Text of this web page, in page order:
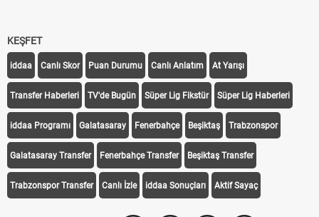
KEŞFET
iddaa Canlı Skor Puan Durumu Canlı Anlatım At Yarışı
Transfer Haberleri TV'de Bugün Süper Lig Fikstür Süper Lig Haberleri
iddaa Programı Galatasaray Fenerbahçe Beşiktaş Trabzonspor
Galatasaray Transfer Fenerbahçe Transfer Beşiktaş Transfer
Trabzonspor Transfer Canlı İzle iddaa Sonuçları Aktif Sayaç